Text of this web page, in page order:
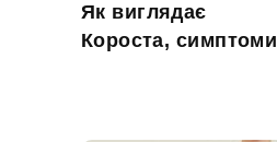
Як виглядає
Короста, симптоми